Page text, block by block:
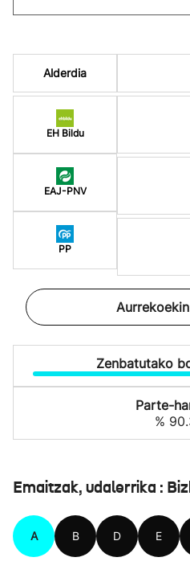
Alderdia
EH Bildu
EAJ-PNV
PP
Zenbatutako
Parte-
%
Emaitzak, udalerrika :
A B D E